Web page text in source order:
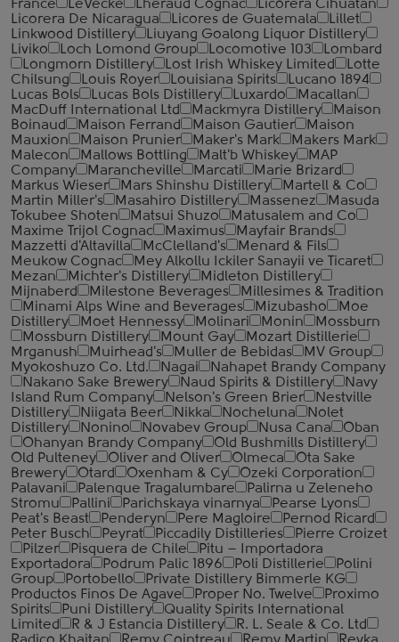
France
LeVecke Lheraud Cognac
Licorera Cihuatan
Licorera De Nicaragua
Licores de Guatemala
Lillet
Linkwood Distillery
Liuyang Goalong Liquor Distillery
Liviko
Loch Lomond Group Locomotive 103
Lombard
Longmorn Distillery
Lost Irish Whiskey Limited
Lotte
Chilsung
Louis Royer Louisiana Spirits
Lucano 1894
Lucas Bols
Lucas Bols Distillery Luxardo
Macallan
MacDuff International Ltd
Mackmyra Distillery
Maison
Boinaud
Maison Ferrand Maison Gautier
Maison
Mauxion
Maison Prunier Maker's Mark
Makers Mark
Malecon
Mallows Bottling Malt'b Whiskey
MAP
Company
Marancheville Marcati
Marie Brizard
Markus Wieser
Mars Shinshu Distillery
Martell & Co
Martin Miller's
Masahiro Distillery Massenez
Masuda
Tokubee Shoten
Matsui Shuzo
Matusalem and Co
Maxime Trijol Cognac
Maximus
Mayfair Brands
Mazzetti d'Altavilla
McClelland's
Menard & Fils
Meukow Cognac
Mey Alkollu Ickiler Sanayii ve Ticaret
Mezan
Michter's Distillery
Midleton Distillery
Mijnaberd
Milestone Beverages
Millesimes & Tradition
Minami Alps Wine and Beverages
Mizubasho
Moe
Distillery
Moet Hennessy Molinari Monin
Mossburn
Mossburn Distillery
Mount Gay
Mozart Distillerie
Mrganush
Muirhead's Muller de Bebidas
MV Group
Myokoshuzo Co. Ltd.
Nagai
Nahapet Brandy Company
Nakano Sake Brewery
Naud Spirits & Distillery
Navy
Island Rum Company
Nelson's Green Brier
Nestville
Distillery
Niigata Beer Nikka Nocheluna
Nolet
Distillery
Nonino Novabev Group Nusa Cana
Oban
Ohanyan Brandy Company
Old Bushmills Distillery
Old Pulteney
Oliver and Oliver Olmeca
Ota Sake
Brewery
Otard Oxenham & Cy
Ozeki Corporation
Palavani
Palenque Tragalumbare
Palirna u Zeleneho
Stromu
Pallini Parichskaya vinarnya
Pearse Lyons
Peat's Beast
Penderyn Pere Magloire
Pernod Ricard
Peter Busch
Peyrat Piccadily Distilleries
Pierre Croizet
Pilzer
Pisquera de Chile
Pitu – Importadora
Exportadora
Podrum Palic 1896 Poli Distillerie
Polini
Group
Portobello
Private Distillery Bimmerle KG
Productos Finos De Agave
Proper No. Twelve
Proximo
Spirits
Puni Distillery
Quality Spirits International
Limited
R & J Estancia Distillery
R. L. Seale & Co. Ltd